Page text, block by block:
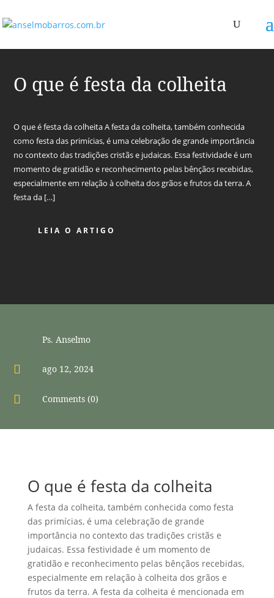
O que é festa da colheita
O que é festa da colheita A festa da colheita, também conhecida
como festa das primícias, é uma celebração de grande importância
no contexto das tradições cristãs e judaicas. Essa festividade é um
momento de gratidão e reconhecimento pelas bênçãos recebidas,
especialmente em relação à colheita dos grãos e frutos da terra. A
festa da […]
LEIA O ARTIGO
Ps. Anselmo
 ago 12, 2024
 Comments (0)
O que é festa da colheita
A festa da colheita, também conhecida como festa
das primícias, é uma celebração de grande
importância no contexto das tradições cristãs e
judaicas. Essa festividade é um momento de
gratidão e reconhecimento pelas bênçãos recebidas,
especialmente em relação à colheita dos grãos e
frutos da terra. A festa da colheita é mencionada em